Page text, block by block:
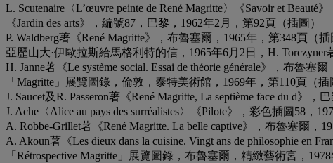
L. Scutenaire〈L’œuvre peinte de René Magritte〉《Savoir et Beauté
《Jardin des arts》，編號87，巴黎，1962年2月，第92頁（插圖）
P. Waldberg著《René Magritte》，布魯塞爾，1965年，第348頁（插
亞歷山大·伊歐拉斯給馬格利特的信，1965年6月2日，H. Torczyner
H. Janne著《Le système social. Essai de théorie générale》，布魯塞
「Magritte」展覽圖錄，倫敦，泰特美術館，1969年，第110頁（插
J. Saucet及R. Passeron著《René Magritte, La septième face du d》，
J. Ache〈Alice au pays des surréalistes〉《Pilote》，彩色插圖58，
A. Robbe-Grillet著《René Magritte. La belle captive》，布魯塞爾，
A. Akoun著《Les dieux dans la cuisine. Vingt ans de philosophie en
「Rétrospective Magritte」展覽圖錄，布魯塞爾，精緻藝術宮，